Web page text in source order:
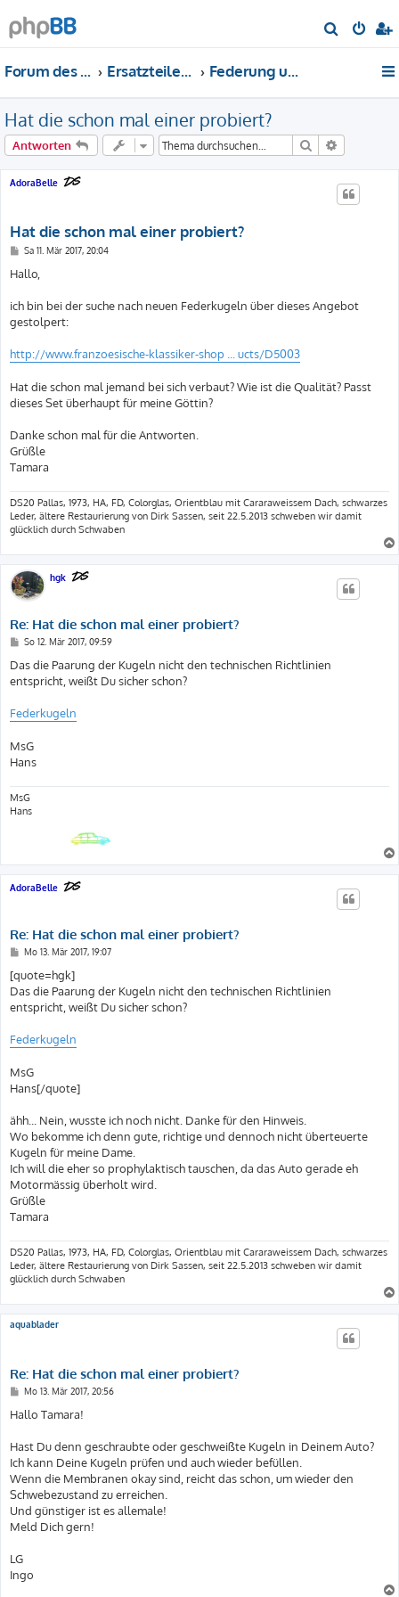
u
Forum des DS-Club Deutschland e.V. Ersatzteile-Bewertung Federung und Aufhängung
Hat die schon mal einer probiert?
Antworten Suche
AdoraBelle
Hat die schon mal einer probiert?
B
i
t
a
g
Sa 11. Mär 2017, 20:04
Hallo,
ich bin bei der suche nach neuen Federkugeln über dieses Angebot
gestolpert:
http://www.franzoesische-klassiker-shop ... ucts/D5003
Hat die schon mal jemand bei sich verbaut? Wie ist die Qualität? Passt
dieses Set überhaupt für meine Göttin?
Danke schon mal für die Antworten.
Grüßle
Tamara
DS20 Pallas, 1973, HA, FD, Colorglas, Orientblau mit Cararaweissem Dach, schwarzes
Leder, ältere Restaurierung von Dirk Sassen, seit 22.5.2013 schweben wir damit
glücklich durch Schwaben
hgk
Re: Hat die schon mal einer probiert?
B
i
t
r
So 12. Mär 2017, 09:59
Das die Paarung der Kugeln nicht den technischen Richtlinien
entspricht, weißt Du sicher schon?
Federkugeln
MsG
Hans
MsG
Hans
AdoraBelle
Re: Hat die schon mal einer probiert?
B
i
t
r
a
g
Mo 13. Mär 2017, 19:07
[quote=hgk]
Das die Paarung der Kugeln nicht den technischen Richtlinien
entspricht, weißt Du sicher schon?
Federkugeln
MsG
Hans[/quote]
ähh... Nein, wusste ich noch nicht. Danke für den Hinweis.
Wo bekomme ich denn gute, richtige und dennoch nicht überteuerte
Kugeln für meine Dame.
Ich will die eher so prophylaktisch tauschen, da das Auto gerade eh
Motormässig überholt wird.
Grüßle
Tamara
DS20 Pallas, 1973, HA, FD, Colorglas, Orientblau mit Cararaweissem Dach, schwarzes
Leder, ältere Restaurierung von Dirk Sassen, seit 22.5.2013 schweben wir damit
glücklich durch Schwaben
aquablader
Re: Hat die schon mal einer probiert?
B
i
t
a
g
Mo 13. Mär 2017, 20:56
Hallo Tamara!
Hast Du denn geschraubte oder geschweißte Kugeln in Deinem Auto?
Ich kann Deine Kugeln prüfen und auch wieder befüllen.
Wenn die Membranen okay sind, reicht das schon, um wieder den
Schwebezustand zu erreichen.
Und günstiger ist es allemale!
Meld Dich gern!
LG
Ingo